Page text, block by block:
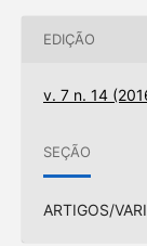
EDIÇÃO
v. 7 n. 14
SEÇÃO
ARTIGOS/